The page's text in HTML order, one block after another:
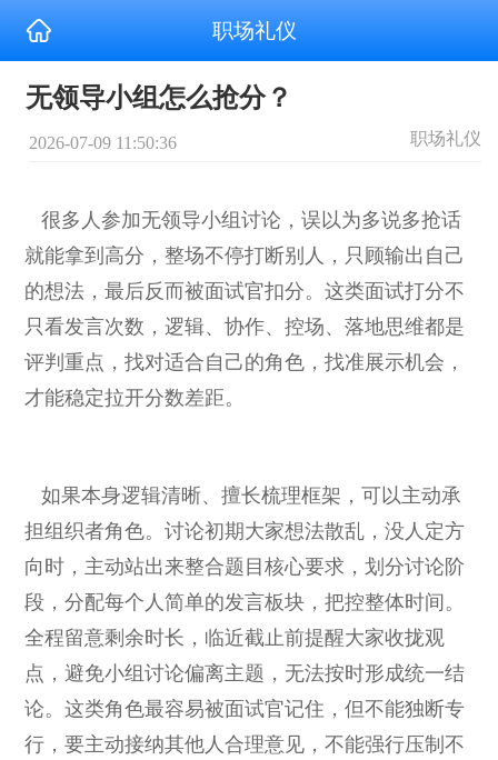
职场礼仪
无领导小组怎么抢分？
2026-07-09 11:50:36 职场礼仪
很多人参加无领导小组讨论，误以为多说多抢话
就能拿到高分，整场不停打断别人，只顾输出自己
的想法，最后反而被面试官扣分。这类面试打分不
只看发言次数，逻辑、协作、控场、落地思维都是
评判重点，找对适合自己的角色，找准展示机会，
才能稳定拉开分数差距。
如果本身逻辑清晰、擅长梳理框架，可以主动承
担组织者角色。讨论初期大家想法散乱，没人定方
向时，主动站出来整合题目核心要求，划分讨论阶
段，分配每个人简单的发言板块，把控整体时间。
全程留意剩余时长，临近截止前提醒大家收拢观
点，避免小组讨论偏离主题，无法按时形成统一结
论。这类角色最容易被面试官记住，但不能独断专
行，要主动接纳其他人合理意见，不能强行压制不